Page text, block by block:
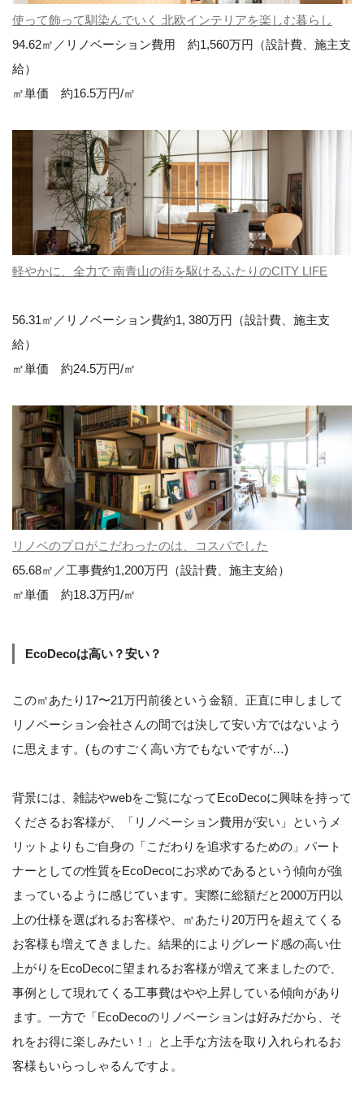
使って飾って馴染んでいく 北欧インテリアを楽しむ暮らし
94.62㎡／リノベーション費用 約1,560万円（設計費、施主支
給）
㎡単価 約16.5万円/㎡
軽やかに、全力で 南青山の街を駆けるふたりのCITY LIFE
56.31㎡／リノベーション費約1, 380万円（設計費、施主支
給）
㎡単価 約24.5万円/㎡
リノベのプロがこだわったのは、コスパでした
65.68㎡／工事費約1,200万円（設計費、施主支給）
㎡単価 約18.3万円/㎡
EcoDecoは高い？安い？
この㎡あたり17〜21万円前後という金額、正直に申しまして
リノベーション会社さんの間では決して安い方ではないよう
に思えます。(ものすごく高い方でもないですが…)
背景には、雑誌やwebをご覧になってEcoDecoに興味を持って
くださるお客様が、「リノベーション費用が安い」というメ
リットよりもご自身の「こだわりを追求するための」パート
ナーとしての性質をEcoDecoにお求めであるという傾向が強
まっているように感じています。実際に総額だと2000万円以
上の仕様を選ばれるお客様や、㎡あたり20万円を超えてくる
お客様も増えてきました。結果的によりグレード感の高い仕
上がりをEcoDecoに望まれるお客様が増えて来ましたので、
事例として現れてくる工事費はやや上昇している傾向があり
ます。一方で「EcoDecoのリノベーションは好みだから、そ
れをお得に楽しみたい！」と上手な方法を取り入れられるお
客様もいらっしゃるんですよ。